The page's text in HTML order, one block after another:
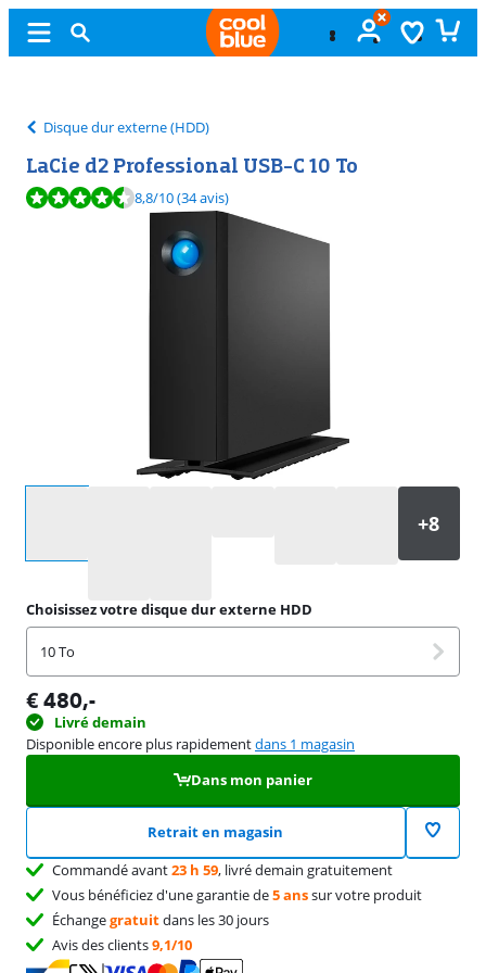
Disque dur externe (HDD)
LaCie d2 Professional USB-C 10 To
La note est de 8,8 sur 10, basée sur 34 avis.
8,8/10(34 avis)
Choisissez votre disque dur externe HDD
10 To
€ 480,-
Livré demain
Disponible encore plus rapidementdans 1 magasin
Dans mon panier
Retrait en magasin
Commandé avant23 h 59, livré demain gratuitement
Vous bénéficiez d'une garantie de5 anssur votre produit
Échangegratuitdans les 30 jours
Avis des clients9,1/10